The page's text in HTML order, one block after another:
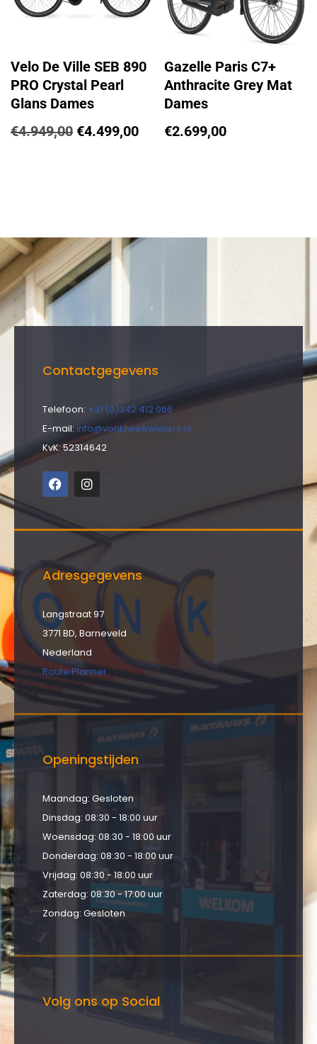
Velo De Ville SEB 890
PRO Crystal Pearl
Glans Dames
€4.949,00 €4.499,00
Gazelle Paris C7+
Anthracite Grey Mat
Dames
€2.699,00
Contactgegevens
Telefoon: +31 (0)342 412 066
E-mail: info@vonktweewielers.nl
KvK: 52314642
Adresgegevens
Langstraat 97
3771 BD, Barneveld
Nederland
Route Planner
Openingstijden
Maandag: Gesloten
Dinsdag: 08:30 - 18:00 uur
Woensdag: 08:30 - 18:00 uur
Donderdag: 08:30 - 18:00 uur
Vrijdag: 08:30 - 18:00 uur
Zaterdag: 08:30 - 17:00 uur
Zondag: Gesloten
Volg ons op Social